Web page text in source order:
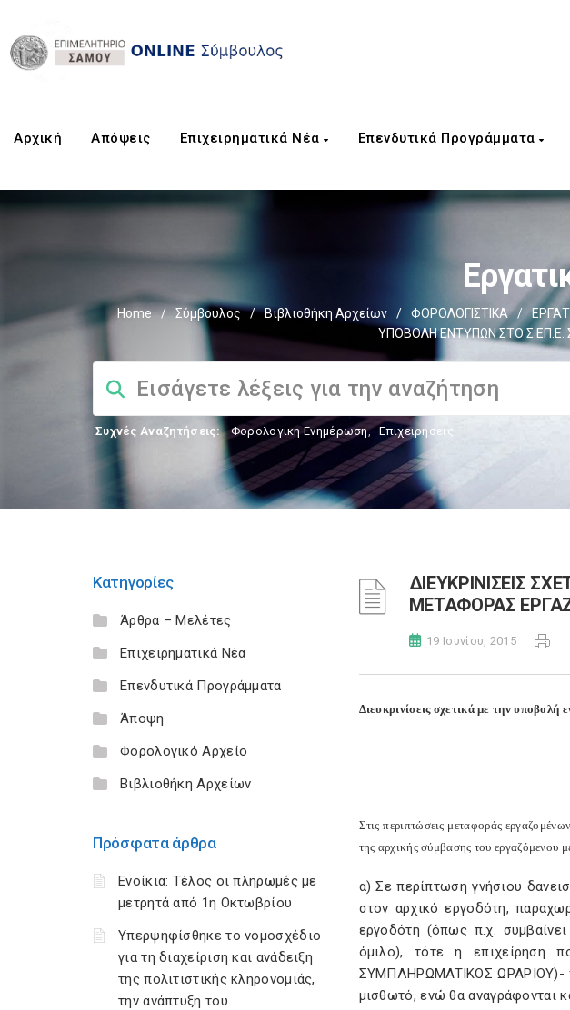
Αρχική Aπόψεις Επιχειρηματικά Νέα Επενδυτικά Προγράμματα
Home / Σύμβουλος / Βιβλιοθήκη Αρχείων / ΦΟΡΟΛΟΓΙΣΤΙΚΑ /
ΥΠΟΒΟΛΗ ΕΝΤΥΠΩΝ ΣΤΟ Σ.ΕΠ.Ε.
Συχνές Αναζητήσεις: Φορολογικη Ενημέρωση, Επιχειρήσεις
Κατηγορίες
Άρθρα – Μελέτες
Επιχειρηματικά Νέα
Επενδυτικά Προγράμματα
Άποψη
Φορολογικό Αρχείο
Βιβλιοθήκη Αρχείων
Πρόσφατα άρθρα
Ενοίκια: Τέλος οι πληρωμές με
μετρητά από 1η Οκτωβρίου
Υπερψηφίσθηκε το νομοσχέδιο
για τη διαχείριση και ανάδειξη
της πολιτιστικής κληρονομιάς,
την ανάπτυξη του
ΔΙΕΥΚΡΙΝΙΣΕΙΣ
ΜΕΤΑΦΟΡΑΣ
19 Ιουνίου, 2015
Διευκρινίσεις σχετικά με την
Στις περιπτώσεις μεταφοράς
της αρχικής σύμβασης του εργαζόμενου
α) Σε περίπτωση γνήσιου
στον αρχικό εργοδότη,
εργοδότη (όπως π.χ.
όμιλο), τότε η επιχείρηση
ΣYMΠΛHPΩMATIKOΣ
μισθωτό, ενώ θα αναγράφονται